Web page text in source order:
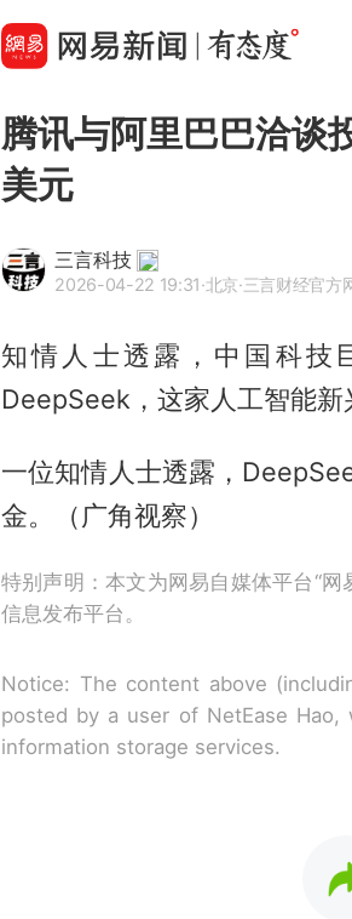
腾讯与阿里巴巴洽
美元
三言科技
2026-04-22 19:31·北京·三言财经官方
知情人士透露，中国科技
DeepSeek，这家人工智能新
一位知情人士透露，
金。（广角视察）
特别声明：本文为网易自媒体平台“
信息发布平台。
Notice: The content above
posted by a user of NetEase
information storage services.